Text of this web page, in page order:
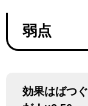
弱点
効果はばつ